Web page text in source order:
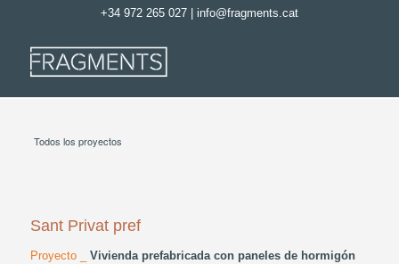
+34 972 265 027| info@fragments.cat
Todos los proyectos
Sant Privat pref
Proyecto _ Vivienda prefabricada con paneles de hormigón